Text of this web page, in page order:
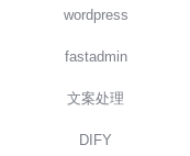
wordpress
fastadmin
文案处理
DIFY